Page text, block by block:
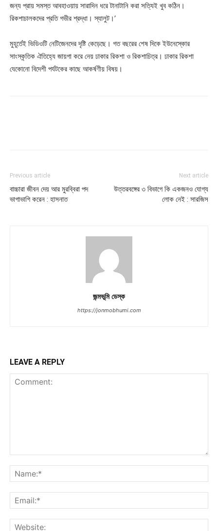
জন্য প্রায় সমস্ত আবহাওয়ায় সারাদিন ধরে টানাটানি করা সত্যিই খুব কঠিন।
রিকশাচালকদের প্রতি গভীর শ্রদ্ধা। স্যালুট।’
মুহূর্তেই ভিডিওটি নেটিজেনদের দৃষ্টি কেড়েছে। গত বছরের শেষ দিকে ইউনেস্কোর
সাংস্কৃতিক ঐতিহ্যে জায়গা করে নেয় ঢাকার রিকশা ও রিকশাচিত্র। ঢাকার রিকশা
যেকোনো বিদেশী পর্যটকের কাছে আকর্ষণীয় বিষয়।
Previous article
বাচ্চারা জীবন দেয় আর মুরব্বিরা পদ
ভাগাভাগি করেন : হাসনাত
Next article
উত্তরবঙ্গের ৩ বিভাগে কি একজনও যোগ্য
লোক নেই : সারজিস
জন্মভূমি ডেস্ক
https://jonmobhumi.com
LEAVE A REPLY